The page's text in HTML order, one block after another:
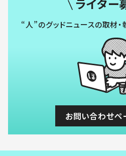
“人”のグッドニュースの取材
お問い合わせペ